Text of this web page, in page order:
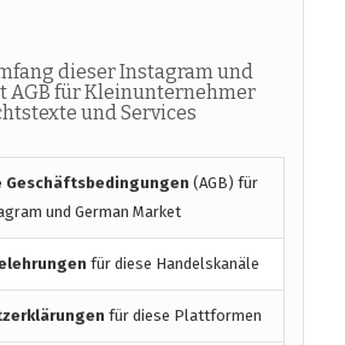
dieser Instagram und
AGB für Kleinunternehmer
und Services
Geschäftsbedingungen (AGB) für
und German Market
für diese Handelskanäle
für diese Plattformen